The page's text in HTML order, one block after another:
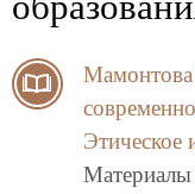
Этическое
Материалы